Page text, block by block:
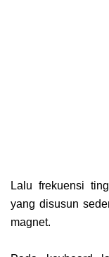
Lalu frekuensi
yang disusun
magnet.